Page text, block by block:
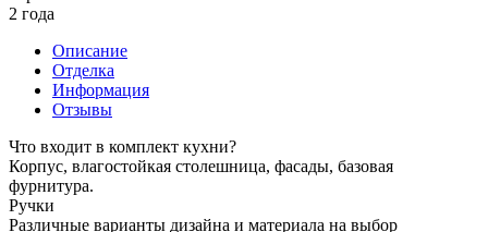
2 года
Описание
Отделка
Информация
Отзывы
Что входит в комплект кухни?
Корпус, влагостойкая столешница, фасады, базовая
фурнитура.
Ручки
Различные варианты дизайна и материала на выбор